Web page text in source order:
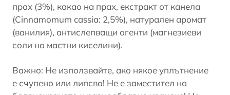
прах (3%), какао на прах, екстракт от канела
(Cinnamomum cassia: 2,5%), натурален аромат
(ванилия), антислепващи агенти (магнезиеви
соли на мастни киселини).
Важно: Не използвайте, ако някое уплътнение
е счупено или липсва! Не е заместител на